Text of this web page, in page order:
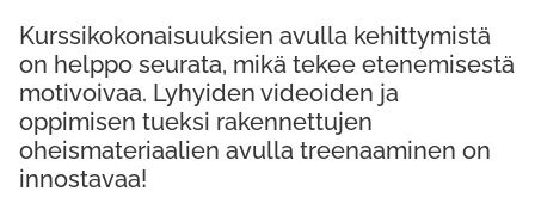
Kurssikokonaisuuksien avulla kehittymistä
on helppo seurata, mikä tekee etenemisestä
motivoivaa. Lyhyiden videoiden ja
oppimisen tueksi rakennettujen
oheismateriaalien avulla treenaaminen on
innostavaa!